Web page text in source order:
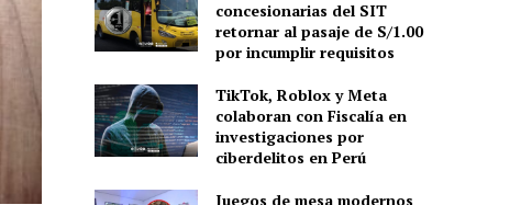
concesionarias del SIT
retornar al pasaje de S/1.00
por incumplir requisitos
TikTok, Roblox y Meta
colaboran con Fiscalía en
investigaciones por
ciberdelitos en Perú
Juegos de mesa modernos